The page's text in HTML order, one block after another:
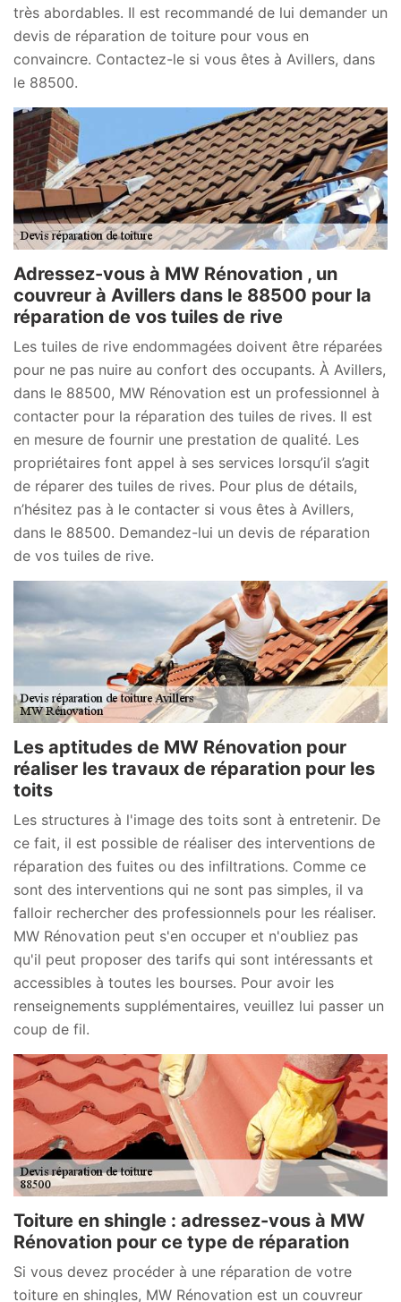
très abordables. Il est recommandé de lui demander un
devis de réparation de toiture pour vous en
convaincre. Contactez-le si vous êtes à Avillers, dans
le 88500.
Adressez-vous à MW Rénovation , un
couvreur à Avillers dans le 88500 pour la
réparation de vos tuiles de rive
Les tuiles de rive endommagées doivent être réparées
pour ne pas nuire au confort des occupants. À Avillers,
dans le 88500, MW Rénovation est un professionnel à
contacter pour la réparation des tuiles de rives. Il est
en mesure de fournir une prestation de qualité. Les
propriétaires font appel à ses services lorsqu’il s’agit
de réparer des tuiles de rives. Pour plus de détails,
n’hésitez pas à le contacter si vous êtes à Avillers,
dans le 88500. Demandez-lui un devis de réparation
de vos tuiles de rive.
Les aptitudes de MW Rénovation pour
réaliser les travaux de réparation pour les
toits
Les structures à l'image des toits sont à entretenir. De
ce fait, il est possible de réaliser des interventions de
réparation des fuites ou des infiltrations. Comme ce
sont des interventions qui ne sont pas simples, il va
falloir rechercher des professionnels pour les réaliser.
MW Rénovation peut s'en occuper et n'oubliez pas
qu'il peut proposer des tarifs qui sont intéressants et
accessibles à toutes les bourses. Pour avoir les
renseignements supplémentaires, veuillez lui passer un
coup de fil.
Toiture en shingle : adressez-vous à MW
Rénovation pour ce type de réparation
Si vous devez procéder à une réparation de votre
toiture en shingles, MW Rénovation est un couvreur